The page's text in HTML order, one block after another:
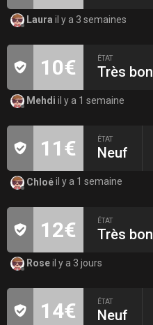
Laura il y a 3 semaines
10€ ÉTAT
Très bon
Mehdi il y a 1 semaine
11€ ÉTAT
Neuf
Chloéil y a 1 semaine
12€ ÉTAT
Très bon
Roseil y a 3 jours
14€ ÉTAT
Neuf